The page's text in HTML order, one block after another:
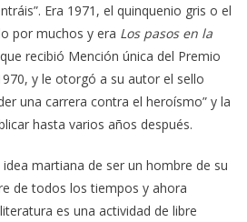
Era 1971, el quinquenio gris o el
por muchos y era Los pasos en la
recibió Mención única del Premio
y le otorgó a su autor el sello
una carrera contra el heroísmo” y la
hasta varios años después.
martiana de ser un hombre de su
de todos los tiempos y ahora
es una actividad de libre